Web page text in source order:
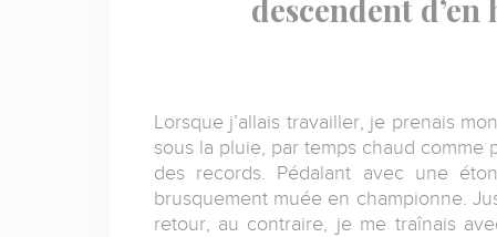
descendent
Lorsque j’allais travailler, je prenais
sous la pluie, par temps chaud
des records. Pédalant avec une
brusquement muée en championne.
retour, au contraire, je me traînais